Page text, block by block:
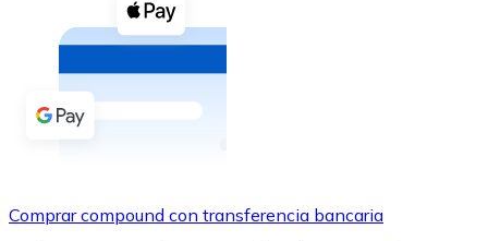
Compra criptomonedas con efectivo en tu tienda más
Comprar con efectivo
Transferencia SEPA
Comprar compound con transferencia bancaria